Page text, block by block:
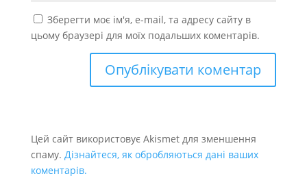
Зберегти моє ім'я, e-mail, та адресу сайту в
цьому браузері для моїх подальших коментарів.
Цей сайт використовує Akismet для зменшення
спаму. Дізнайтеся, як обробляються дані ваших
коментарів.